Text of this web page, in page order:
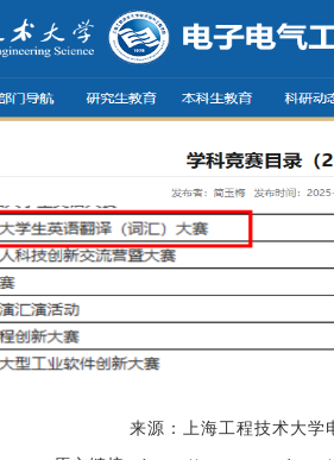
来源：上海工程技术大学